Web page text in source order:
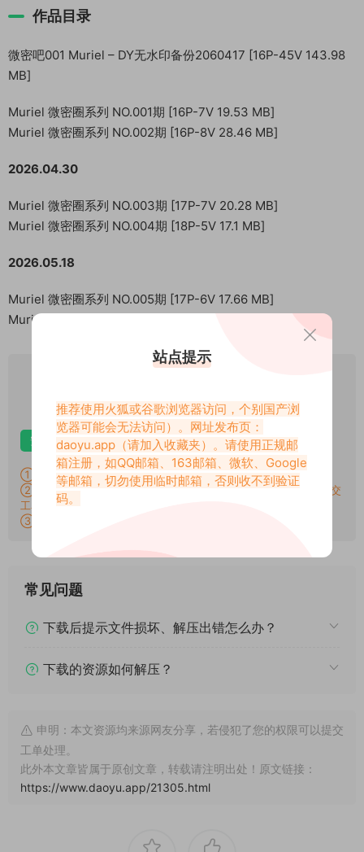
作品目录
微密吧001 Muriel – DY无水印备份2060417 [16P-45V 143.98
MB]
Muriel 微密圈系列 NO.001期 [16P-7V 19.53 MB]
Muriel 微密圈系列 NO.002期 [16P-8V 28.46 MB]
2026.04.30
Muriel 微密圈系列 NO.003期 [17P-7V 20.28 MB]
Muriel 微密圈系列 NO.004期 [18P-5V 17.1 MB]
2026.05.18
Muriel 微密圈系列 NO.005期 [17P-6V 17.66 MB]
Muriel 微密圈系列 NO.006期 [14P-16V 49.03 MB]
仅限VIP下载
升级VIP
安卓解压 苹果解压 电脑解压
①：所有素材切勿外传，仅供欣赏，喜欢请支持原作者！
②：所有素材密码均已测试，遇见问题站内有教程学习，不会再提交
工单。
③：所有素材均无露点、纯绿色版本，若有需求请另寻，谢谢！
常见问题
下载后提示文件损坏、解压出错怎么办？
下载的资源如何解压？
申明：本文资源均来源网友分享，若侵犯了您的权限可以提交
工单处理。
此外本文章皆属于原创文章，转载请注明出处！原文链接：
https://www.daoyu.app/21305.html
站点提示
推荐使用火狐或谷歌浏览器访问，个别国产浏
览器可能会无法访问）。网址发布页：
daoyu.app （请加入收藏夹）。请使用正规邮
箱注册，如QQ邮箱、163邮箱、微软、Google
等邮箱，切勿使用临时邮箱，否则收不到验证
码。